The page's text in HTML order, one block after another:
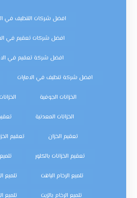
افضل شركات التنظيف في
افضل شركات تعقيم في
افضل شركة تعقيم في
افضل شركة تنظيف في الامارات
الخزانات الجوفية
الخزانات المعدنية
تعقيم الخزان تعقيم
تعقيم الخزانات بالكلور
تلميع الرخام الباهت تلميع
تلميع الرخام بالزيت تلميع